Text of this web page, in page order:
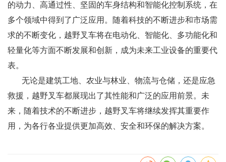
的动力、高通过性、坚固的车身结构和智能化控制系统，在
多个领域中得到了广泛应用。随着科技的不断进步和市场需
求的不断变化，越野叉车将在电动化、智能化、多功能化和
轻量化等方面不断发展和创新，成为未来工业设备的重要代
表。
无论是建筑工地、农业与林业、物流与仓储，还是应急
救援，越野叉车都展现出了其性能和广泛的应用前景。未
来，随着技术的不断进步，越野叉车将继续发挥其重要作
用，为各行各业提供更加高效、安全和环保的解决方案。